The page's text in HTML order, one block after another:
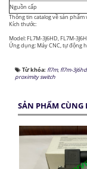
Nguồn cấp
Thông tin catalog về sản
Kích thước:
Model: FL7M-3J6HD, FL7M-
Ứng dụng: Máy CNC, tự động
Từ khóa: fl7m, fl7m-3j6hd
proximity switch
SẢN PHẨM CÙNG